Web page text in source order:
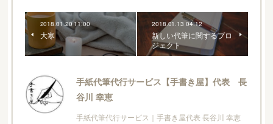
2018.01.20 11:00
大寒
2018.01.13 04:12
新しい代筆に関するプロ
ジェクト
手紙代筆代行サービス【手書き屋】代表 長
谷川 幸恵
手紙代筆代行サービス｜手書き屋代表 長谷川 幸恵